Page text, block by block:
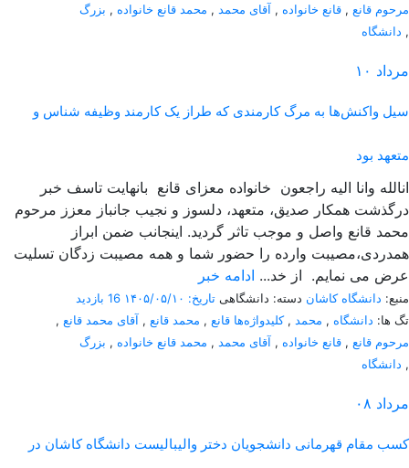
مرحوم قانع , قانع خانواده , آقای محمد , محمد قانع خانواده , بزرگ
دانشگاه ,
۱۰ مرداد
سیل واکنش‌ها به مرگ کارمندی که طراز یک کارمند وظیفه شناس و
متعهد بود
انالله وانا الیه راجعون خانواده معزای قانع بانهایت تاسف خبر
درگذشت همکار صدیق، متعهد، دلسوز و نجیب جانباز معزز مرحوم
محمد قانع واصل و موجب تاثر گردید. اینجانب ضمن ابراز
همدردی،مصیبت وارده را حضور شما و همه مصیبت زدگان تسلیت
عرض می نمایم. از خد... ادامه خبر
منبع: دانشگاه کاشان دسته: دانشگاهی تاریخ: ۱۴۰۵/۰۵/۱۰
16 بازدید
تگ ها: دانشگاه , محمد ,کلیدواژه‌ها قانع , محمد قانع , آقای محمد قانع ,
مرحوم قانع , قانع خانواده , آقای محمد , محمد قانع خانواده , بزرگ
دانشگاه ,
۰۸ مرداد
کسب مقام قهرمانی دانشجویان دختر والیبالیست دانشگاه کاشان در